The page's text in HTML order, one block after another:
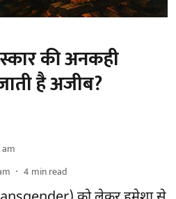
की अनकही
है अजीब?
4 min read